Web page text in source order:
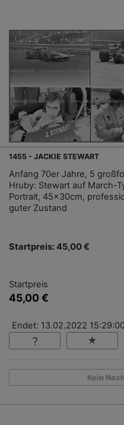
1455 - JACKIE STEWART
Anfang 70er Jahre, 5
Hruby: Stewart auf March-
Portrait, 45x30cm,
guter Zustand
Startpreis: 45,00 €
Startpreis
45,00 €
Endet: 13.02.2022
Kein